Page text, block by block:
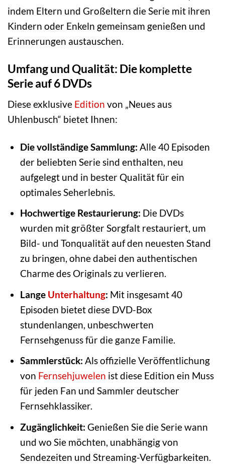
indem Eltern und Großeltern die Serie mit ihren
Kindern oder Enkeln gemeinsam genießen und
Erinnerungen austauschen.
Umfang und Qualität: Die komplette
Serie auf 6 DVDs
Diese exklusive Edition von „Neues aus
Uhlenbusch“ bietet Ihnen:
Die vollständige Sammlung: Alle 40 Episoden
der beliebten Serie sind enthalten, neu
aufgelegt und in bester Qualität für ein
optimales Seherlebnis.
Hochwertige Restaurierung: Die DVDs
wurden mit größter Sorgfalt restauriert, um
Bild- und Tonqualität auf den neuesten Stand
zu bringen, ohne dabei den authentischen
Charme des Originals zu verlieren.
Lange Unterhaltung: Mit insgesamt 40
Episoden bietet diese DVD-Box
stundenlangen, unbeschwerten
Fernsehgenuss für die ganze Familie.
Sammlerstück: Als offizielle Veröffentlichung
von Fernsehjuwelen ist diese Edition ein Muss
für jeden Fan und Sammler deutscher
Fernsehklassiker.
Zugänglichkeit: Genießen Sie die Serie wann
und wo Sie möchten, unabhängig von
Sendezeiten und Streaming-Verfügbarkeiten.